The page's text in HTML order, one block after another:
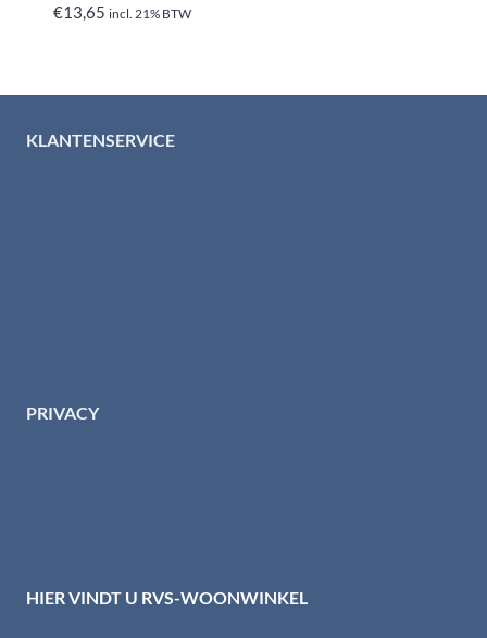
€13,65 incl. 21% BTW
KLANTENSERVICE
PRIVACY
HIER VINDT U RVS-WOONWINKEL